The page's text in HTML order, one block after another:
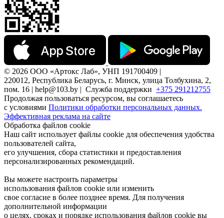
© 2026 ООО «Артокс Лаб», УНП 191700409 |
220012, Республика Беларусь, г. Минск, улица Толбухина, 2,
пом. 16 | help@103.by | Служба поддержки +375 291212755
Продолжая пользоваться ресурсом, вы соглашаетесь
с условиями Политики обработки персональных данных.
Эффективная реклама на сайте
Обработка файлов cookie
Наш сайт использует файлы cookie для обеспечения удобства
пользователей сайта,
его улучшения, сбора статистики и предоставления
персонализированных рекомендаций.
Вы можете настроить параметры
использования файлов cookie или изменить
свое согласие в более позднее время. Для получения
дополнительной информации
о целях, сроках и порядке использования файлов cookie вы